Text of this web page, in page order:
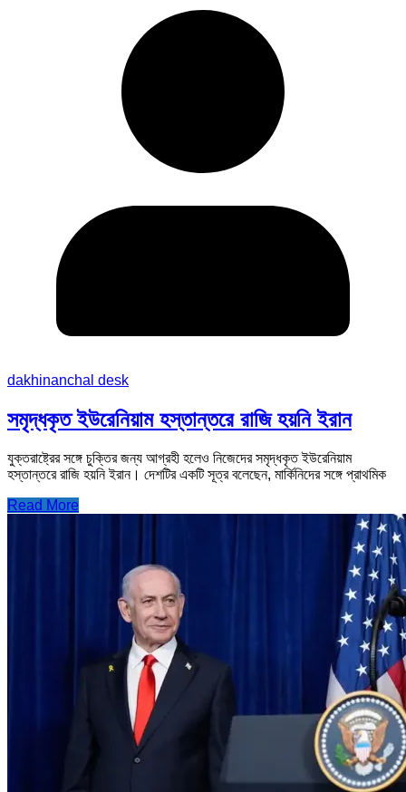
dakhinanchal desk
সমৃদ্ধকৃত ইউরেনিয়াম হস্তান্তরে রাজি হয়নি ইরান
যুক্তরাষ্ট্রের সঙ্গে চুক্তির জন্য আগ্রহী হলেও নিজেদের সমৃদ্ধকৃত ইউরেনিয়াম
হস্তান্তরে রাজি হয়নি ইরান। দেশটির একটি সূত্র বলেছেন, মার্কিনিদের সঙ্গে প্রাথমিক
Read More